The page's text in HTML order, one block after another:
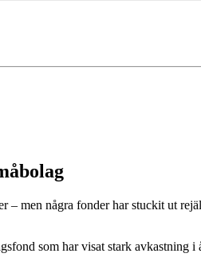
– men några fonder har stuckit ut
som har visat stark avkastning i